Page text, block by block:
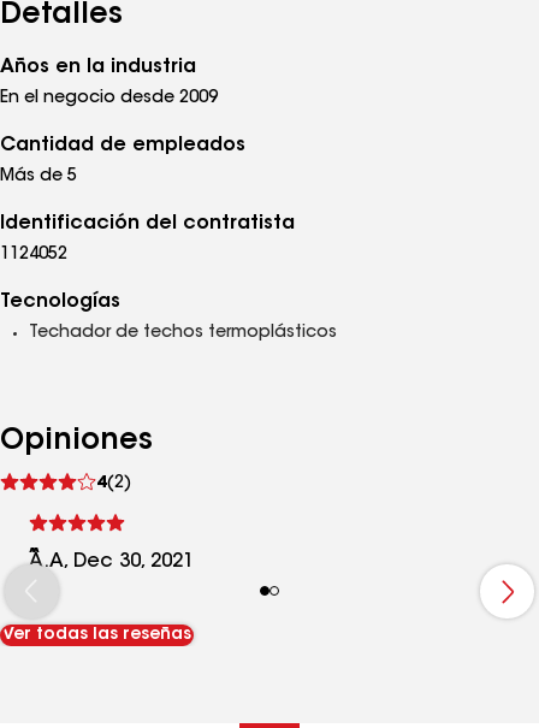
Detalles
Años en la industria
En el negocio desde 2009
Cantidad de empleados
Más de 5
Identificación del contratista
1124052
Tecnologías
Techador de techos termoplásticos
Opiniones
4(2)
comentarios
A.A, Dec 30, 2021
Ver todas las reseñas